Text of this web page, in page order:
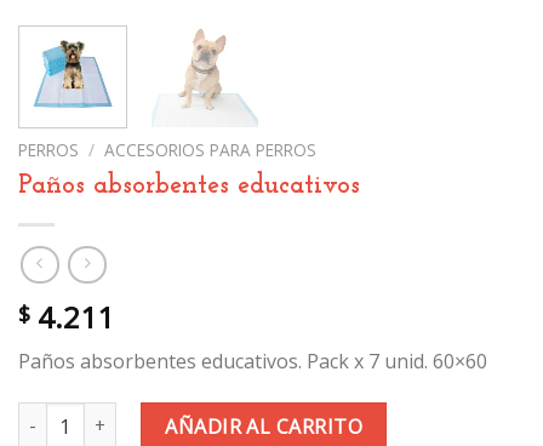
PERROS / ACCESORIOS PARA PERROS
Paños absorbentes educativos
$ 4.211
Paños absorbentes educativos. Pack x 7 unid. 60×60
Paños absorbentes educativos cantidad
AÑADIR AL CARRITO